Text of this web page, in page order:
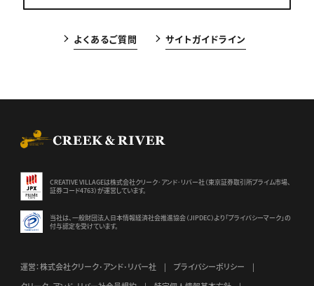
よくあるご質問 サイトガイドライン
CREATIVE VILLAGEは株式会社クリーク･アンド･リバー社（東京証券取引所プライム市場、
証券コード4763）が運営しています。
当社は、一般財団法人日本情報経済社会推進協会（JIPDEC）より 「プライバシーマーク」の
付与認定を受けています。
運営：株式会社クリーク･アンド･リバー社
プライバシーポリシー